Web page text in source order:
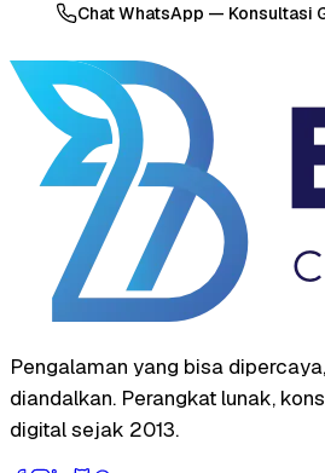
Chat WhatsApp — Konsultasi
Pengalaman yang bisa
diandalkan. Perangkat lunak,
digital sejak 2013.